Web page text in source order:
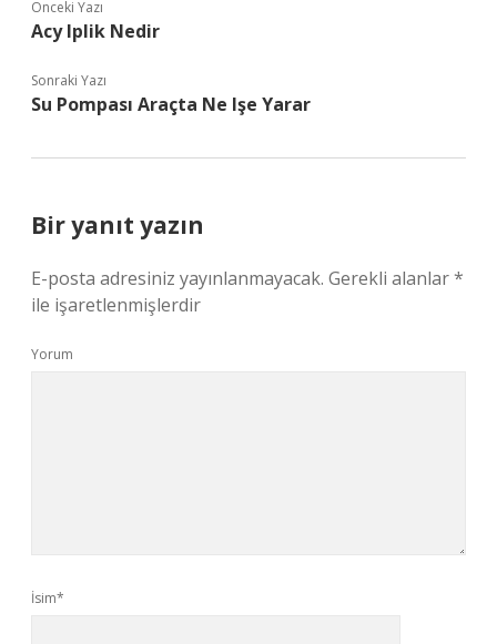
Önceki Yazı
Acy Iplik Nedir
Sonraki Yazı
Su Pompası Araçta Ne Işe Yarar
Bir yanıt yazın
E-posta adresiniz yayınlanmayacak. Gerekli alanlar*
ile işaretlenmişlerdir
Yorum
İsim*